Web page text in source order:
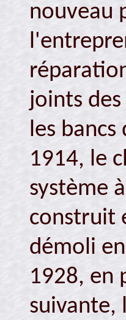
nouveau
joints
les
1914, le
système
construit
démoli
1928, en
suivante,